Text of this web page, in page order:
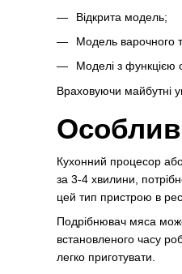
Відкрита модель;
Модель варочного
Моделі з функцією
Враховуючи майбутні
Кухонний процесор
за 3-4 хвилини,
цей тип пристрою в
Подрібнювач мяса
встановленого часу
легко приготувати.